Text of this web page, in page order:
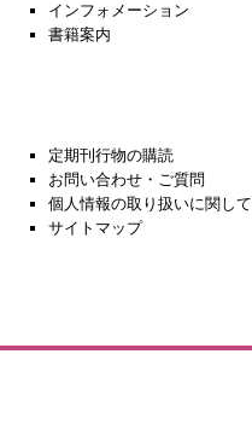
インフォメーション
書籍案内
定期刊行物の購読
お問い合わせ・ご質問
個人情報の取り扱いに関して
サイトマップ